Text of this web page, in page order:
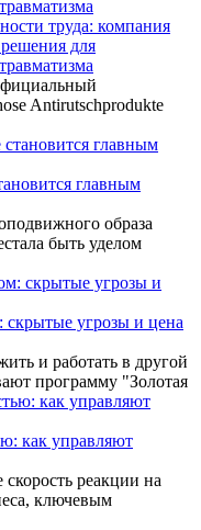
труда: компания
для
Antirutschprodukte
главным
образа
быть уделом
угрозы и цена
и работать в другой
программу "Золотая
как управляют
реакции на
ключевым